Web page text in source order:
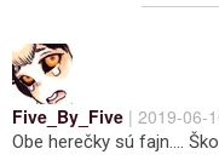
Five_By_Five | 2019-06-
Obe herečky sú fajn....